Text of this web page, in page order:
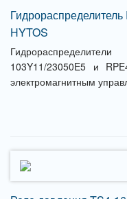
HYTOS
103Y11/23050E5 и
электромагнитным